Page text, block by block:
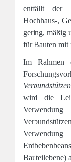
entfällt der
Hochhaus-,
gering, mäßig
für Bauten mit
Im Rahmen
wird die
Verwendung
Bauteilebene)